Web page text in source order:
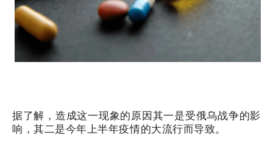
据了解，造成这一现象的原因其一是受俄乌战争的影
响，其二是今年上半年疫情的大流行而导致。